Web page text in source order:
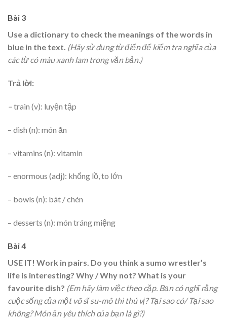
Bài 3
Use a dictionary to check the meanings of the words in
blue in the text. (Hãy sử dụng từ điển để kiểm tra nghĩa của
các từ có màu xanh lam trong văn bản.)
Trả lời:
–train (v): luyện tập
– dish (n): món ăn
– vitamins (n): vitamin
– enormous (adj): khổng lồ, to lớn
– bowls (n): bát / chén
– desserts (n): món tráng miệng
Bài 4
USE IT! Work in pairs. Do you think a sumo wrestler’s
life is interesting? Why / Why not? What is your
favourite dish? (Em hãy làm việc theo cặp. Bạn có nghĩ rằng
cuộc sống của một võ sĩ su-mô thì thú vị? Tại sao có/ Tại sao
không? Món ăn yêu thích của bạn là gì?)